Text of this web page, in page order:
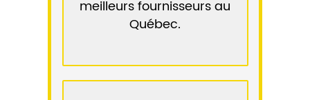
meilleurs fournisseurs au
Québec.